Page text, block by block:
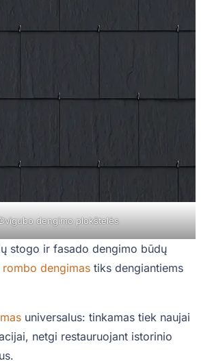
dengimo plokštelės
stogo ir fasado dengimo būdų
dengimas tiks dengiantiems
universalus: tinkamas tiek naujai
netgi restauruojant istorinio